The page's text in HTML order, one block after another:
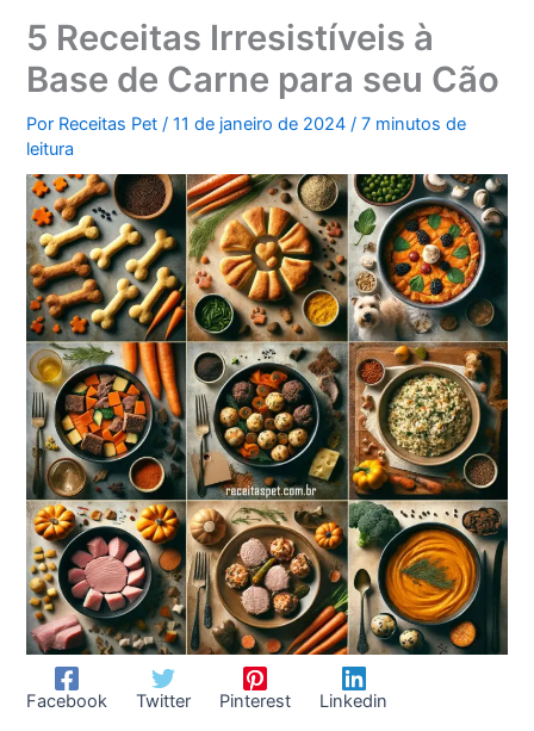
5 Receitas Irresistíveis à
Base de Carne para seu Cão
Por Receitas Pet/11 de janeiro de 2024/7 minutos de
leitura
Facebook Twitter Pinterest Linkedin